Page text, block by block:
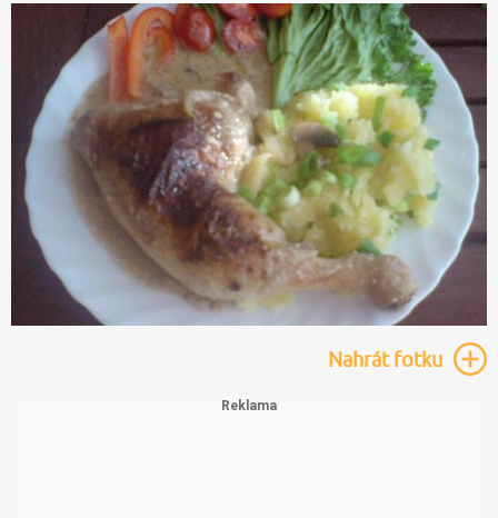
Nahrátfotku